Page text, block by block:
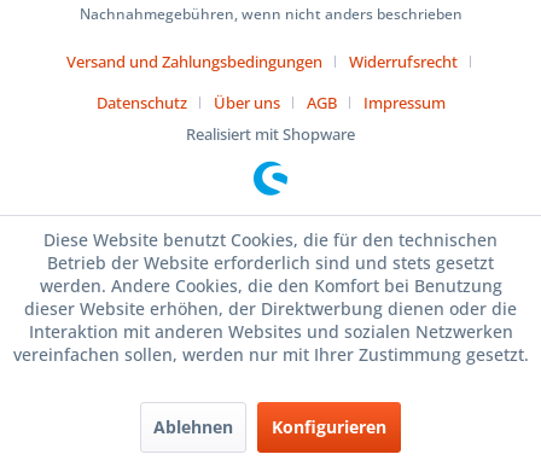
Nachnahmegebühren, wenn nicht anders beschrieben
Versand und Zahlungsbedingungen
Widerrufsrecht
Datenschutz
Über uns AGB
Impressum
Realisiert mit Shopware
Diese Website benutzt Cookies, die für den technischen
Betrieb der Website erforderlich sind und stets gesetzt
werden. Andere Cookies, die den Komfort bei Benutzung
dieser Website erhöhen, der Direktwerbung dienen oder die
Interaktion mit anderen Websites und sozialen Netzwerken
vereinfachen sollen, werden nur mit Ihrer Zustimmung gesetzt.
Ablehnen Konfigurieren